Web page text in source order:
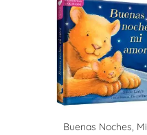
Buenas Noches, Mi